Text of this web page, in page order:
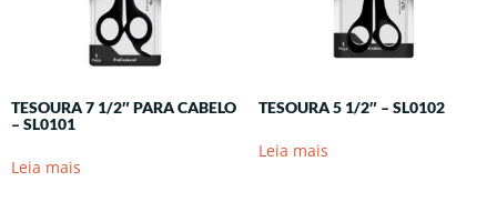
TESOURA 7 1/2″ PARA CABELO
– SL0101
Leia mais
TESOURA 5 1/2″ – SL0102
Leia mais